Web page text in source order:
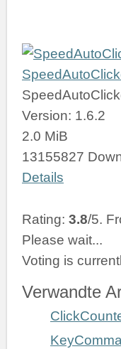
Version: 1.6.2
2.0 MiB
13155827
Details
Rating: 3.8/5.
Please wait...
Voting is
Verwandte